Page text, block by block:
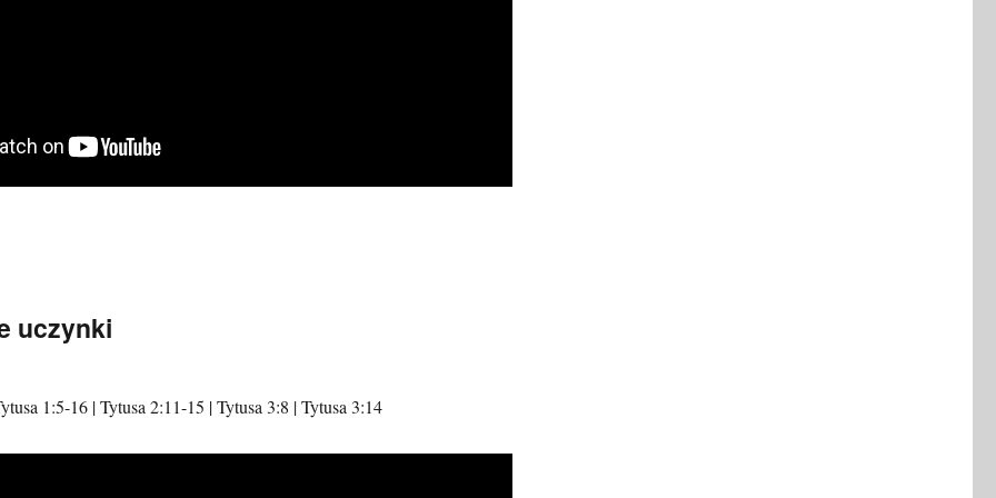
uczynki
1:5-16 | Tytusa 2:11-15 | Tytusa 3:8 | Tytusa 3:14